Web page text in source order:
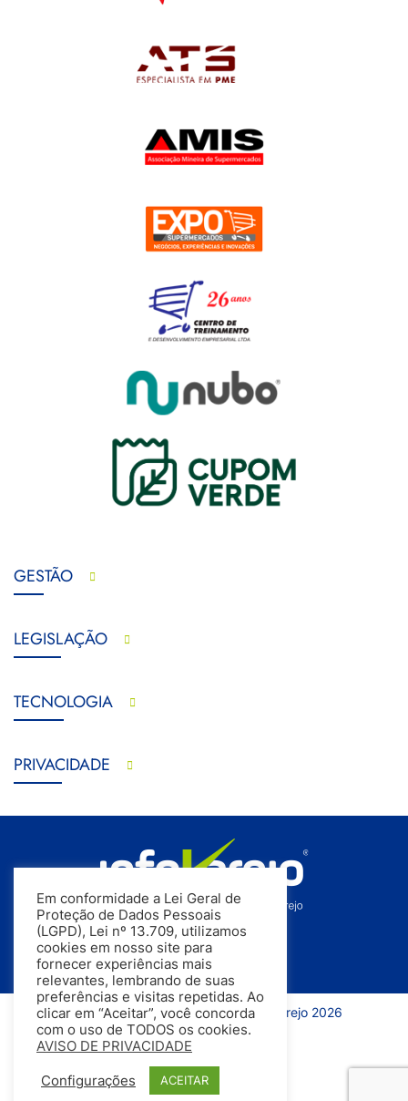
GESTÃO
LEGISLAÇÃO
TECNOLOGIA
PRIVACIDADE
Todos os direitos reservados | InfoVarejo 2026
Em conformidade a Lei Geral de
Proteção de Dados Pessoais
(LGPD), Lei nº 13.709, utilizamos
cookies em nosso site para
fornecer experiências mais
relevantes, lembrando de suas
preferências e visitas repetidas. Ao
clicar em “Aceitar”, você concorda
com o uso de TODOS os cookies.
AVISO DE PRIVACIDADE
Configurações ACEITAR